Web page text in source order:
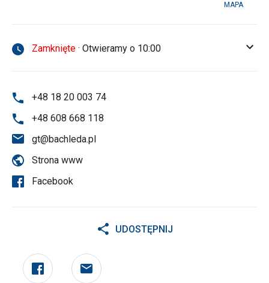
MAPA
Zamknięte · Otwieramy o 10:00
+48 18 20 003 74
+48 608 668 118
gt@bachleda.pl
Strona www
Facebook
UDOSTĘPNIJ